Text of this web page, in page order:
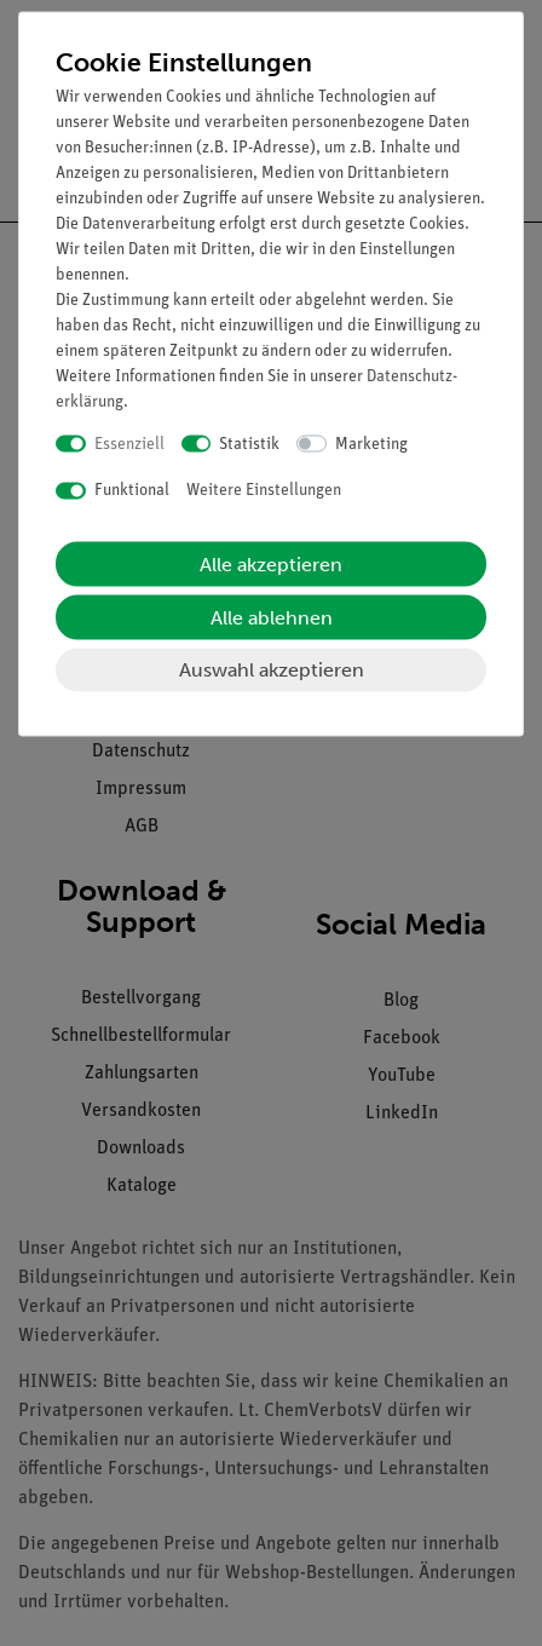
Zubehör
Versandkostenfrei ab 300,- €
Nach oben
Informationen
Projekte und Lösungen
Presse
Stellenangebote
Datenschutz
Impressum
AGB
Service
Beratung & Showroom
Inventarisierungs- &
Inbetriebnahme & Schulungen
Download &
Support
Bestellvorgang
Schnellbestellformular
Zahlungsarten
Versandkosten
Downloads
Kataloge
Social Media
Blog
Facebook
YouTube
LinkedIn
Unser Angebot richtet sich nur an Institutionen,
Bildungseinrichtungen und autorisierte Vertragshändler. Kein
Verkauf an Privatpersonen und nicht autorisierte
Wiederverkäufer.
HINWEIS: Bitte beachten Sie, dass wir keine Chemikalien an
Privatpersonen verkaufen. Lt. ChemVerbotsV dürfen wir
Chemikalien nur an autorisierte Wiederverkäufer und
öffentliche Forschungs-, Untersuchungs- und Lehranstalten
abgeben.
Die angegebenen Preise und Angebote gelten nur innerhalb
Deutschlands und nur für Webshop-Bestellungen. Änderungen
und Irrtümer vorbehalten.
Cookie Einstellungen
Wir verwenden Cookies und ähnliche Technologien auf
unserer Website und verarbeiten personenbezogene Daten
von Besucher:innen (z.B. IP-Adresse), um z.B. Inhalte und
Anzeigen zu personalisieren, Medien von Drittanbietern
einzubinden oder Zugriffe auf unsere Website zu analysieren.
Die Datenverarbeitung erfolgt erst durch gesetzte Cookies.
Wir teilen Daten mit Dritten, die wir in den Einstellungen
benennen.
Die Zustimmung kann erteilt oder abgelehnt werden. Sie
haben das Recht, nicht einzuwilligen und die Einwilligung zu
einem späteren Zeitpunkt zu ändern oder zu widerrufen.
Weitere Informationen finden Sie in unserer Daten­schutz­
erklärung.
Essenziell Statistik Marketing
Funktional Weitere Einstellungen
Alle akzeptieren
Alle ablehnen
Auswahl akzeptieren